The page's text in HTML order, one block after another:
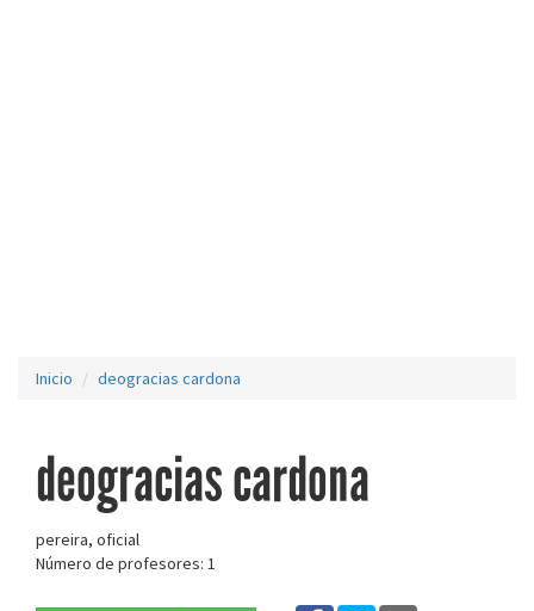
Inicio deogracias cardona
deogracias cardona
pereira, oficial
Número de profesores: 1